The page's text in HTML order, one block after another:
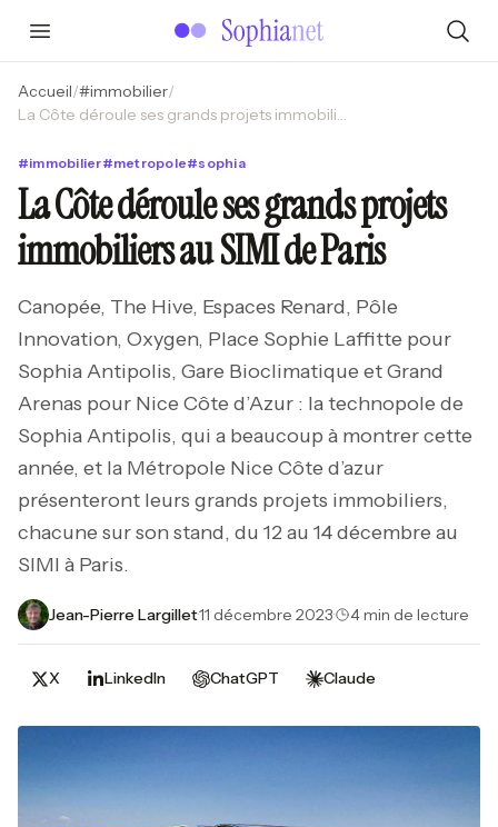
Accueil/#immobilier/
La Côte déroule ses grands projets immobiliers au SIMI de Paris
#immobilier#metropole#sophia
La Côte déroule ses grands projets
immobiliers au SIMI de Paris
Canopée, The Hive, Espaces Renard, Pôle
Innovation, Oxygen, Place Sophie Laffitte pour
Sophia Antipolis, Gare Bioclimatique et Grand
Arenas pour Nice Côte d’Azur : la technopole de
Sophia Antipolis, qui a beaucoup à montrer cette
année, et la Métropole Nice Côte d’azur
présenteront leurs grands projets immobiliers,
chacune sur son stand, du 12 au 14 décembre au
SIMI à Paris.
Jean-Pierre Largillet·11 décembre 2023· 4 min de lecture
X LinkedIn ChatGPT Claude